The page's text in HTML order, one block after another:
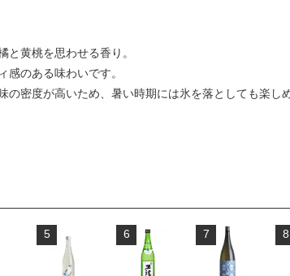
と黄桃を思わせる香り。
感のある味わいです。
の密度が高いため、暑い時期には氷を落としても楽し
5 6 7 8